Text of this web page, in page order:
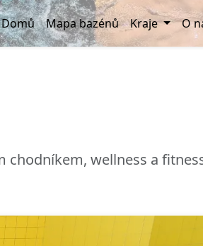
Domů Mapa bazénů Kraje O
chodníkem, wellness a